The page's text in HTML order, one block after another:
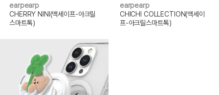
earpearp
CHERRY NINI(맥세이프-아크릴
스마트톡)
earpearp
CHICHI COLLECTION(맥세이
프-아크릴스마트톡)